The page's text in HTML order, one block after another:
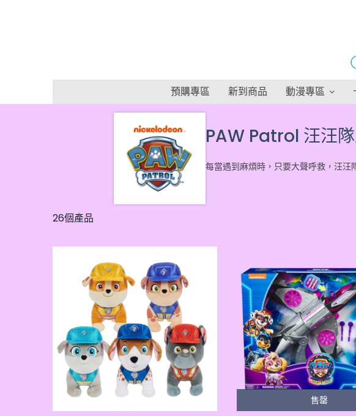
預購專區 新到商品 動漫專區
PAW Patrol 汪汪
每當遇到麻煩時，只要大聲呼救，汪汪
26個產品
售罄